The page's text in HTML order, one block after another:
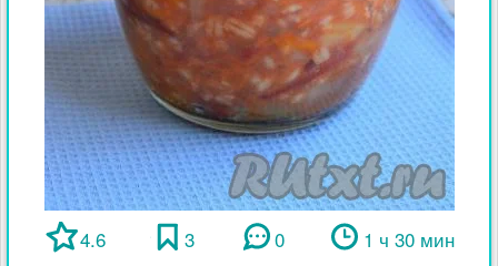
4.6 3 0 1 ч 30 мин